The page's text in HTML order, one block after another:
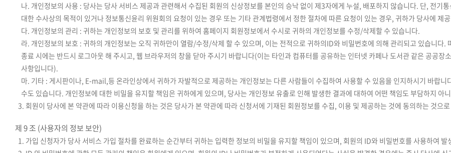
나. 개인정보의 사용 : 당사는 당사 서비스 제공과 관련해서 수집된 회원의 신상정보를 본인의 승낙 없이 제3자에게 누설, 배포하지 않습니다. 단, 전기
대한 수사상의 목적이 있거나 정보통신윤리 위원회의 요청이 있는 경우 또는 기타 관계법령에서 정한 절차에 따른 요청이 있는 경우, 귀하가 당사에 제
다. 개인정보의 관리 : 귀하는 개인정보의 보호 및 관리를 위하여 홈페이지 회원정보에서 수시로 귀하의 개인정보를 수정/삭제할 수 있습니다.
라. 개인정보의 보호 : 귀하의 개인정보는 오직 귀하만이 열람/수정/삭제 할 수 있으며, 이는 전적으로 귀하의ID와 비밀번호에 의해 관리되고 있습니다
종료 시에는 반드시 로그아웃 해 주시고, 웹 브라우저의 창을 닫아 주시기 바랍니다(이는 타인과 컴퓨터를 공유하는 인터넷 카페나 도서관 같은 공공
사항입니다).
마. 기타 : 게시판이나, E-mail,등 온라인상에서 귀하가 자발적으로 제공하는 개인정보는 다른 사람들이 수집하여 사용할 수 있음을 인지하시기 바랍
수도 있습니다. 개인정보에 대한 비밀을 유지할 책임은 귀하에게 있으며, 당사는 개인정보 유출로 인해 발생한 결과에 대하여 어떤 책임도 부담하지 아
3. 회원이 당사에 본 약관에 따라 이용신청을 하는 것은 당사가 본 약관에 따라 신청서에 기재된 회원정보를 수집, 이용 및 제공하는 것에 동의하는 것으
제 9 조 (사용자의 정보 보안)
1. 가입 신청자가 당사 서비스 가입 절차를 완료하는 순간부터 귀하는 입력한 정보의 비밀을 유지할 책임이 있으며, 회원의 ID와 비밀번호를 사용하여